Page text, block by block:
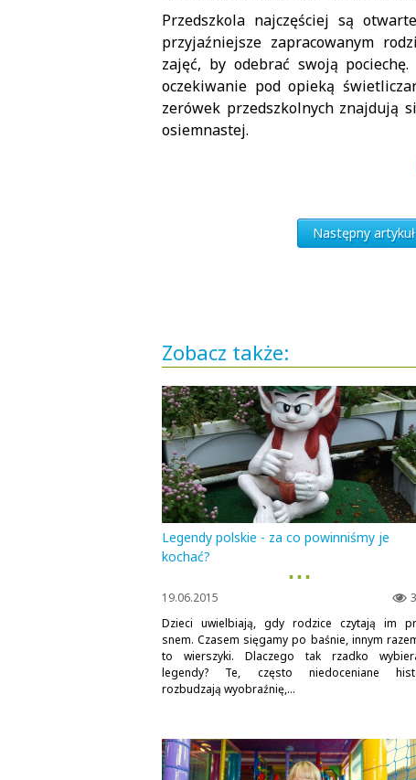
Przedszkola najczęściej są
przyjaźniejsze zapracowanym
zajęć, by odebrać swoją
oczekiwanie pod opieką
zerówek przedszkolnych znajdują
osiemnastej.
Następny
Zobacz także:
Legendy polskie - za co powinniśmy je
kochać?
▪ ▪ ▪
19.06.2015
Dzieci uwielbiają, gdy rodzice czytają im
snem. Czasem sięgamy po baśnie, innym
to wierszyki. Dlaczego tak rzadko
legendy? Te, często niedoceniane
rozbudzają wyobraźnię,...